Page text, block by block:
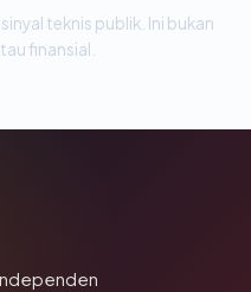
teknis publik. Ini bukan
finansial.